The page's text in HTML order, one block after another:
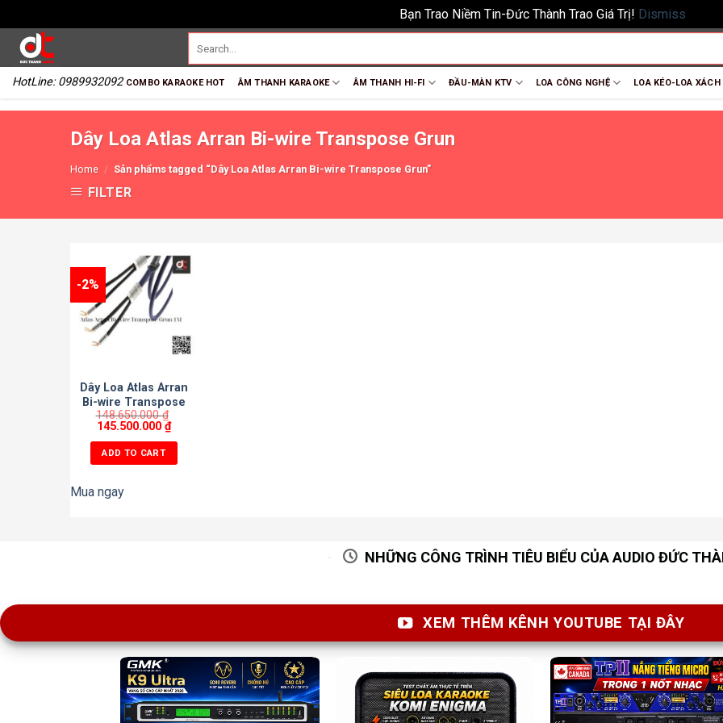
Bạn Trao Niềm Tin-Đức Thành Trao Giá Trị! Dismiss
HotLine: 0989932092 COMBO KARAOKE HOT ÂM THANH KARAOKE ÂM THANH HI-FI ĐẦU-MÀN KTV LOA CÔNG NGHỆ LOA KÉO-LOA XÁCH
Dây Loa Atlas Arran Bi-wire Transpose Grun
Home / Sản phẩms tagged “Dây Loa Atlas Arran Bi-wire Transpose Grun”
FILTER
-2%
Dây Loa Atlas Arran
Bi-wire Transpose
Grun
148.650.000₫
145.500.000 ₫
ADD TO CART
Mua ngay
NHỮNG CÔNG TRÌNH TIÊU BIỂU CỦA AUDIO ĐỨC
XEM THÊM KÊNH YOUTUBE TẠI ĐÂY